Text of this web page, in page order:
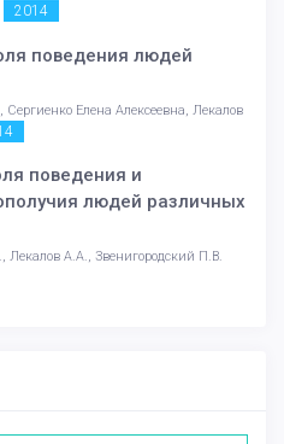
2014
поведения людей
Елена Алексеевна, Лекалов
поведения и
людей различных
Лекалов А.А., Звенигородский П.В.